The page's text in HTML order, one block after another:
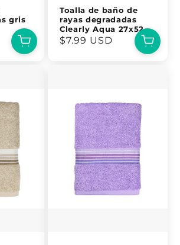
gris
Toalla de baño de
rayas degradadas
Clearly Aqua 27x52
Precio
$7.99 USD